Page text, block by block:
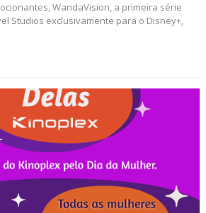
WandaVision, a primeira série
Studios exclusivamente para o Disney+,